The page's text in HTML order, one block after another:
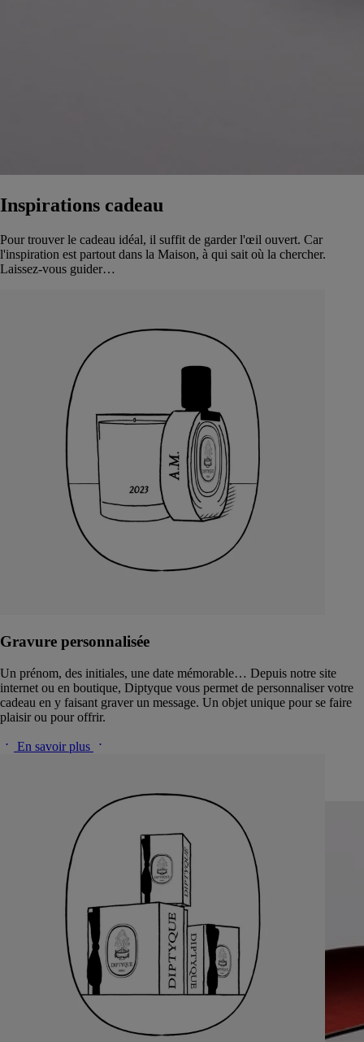
Inspirations cadeau
Pour trouver le cadeau idéal, il suffit de garder l'œil ouvert. Car
l'inspiration est partout dans la Maison, à qui sait où la chercher.
Laissez-vous guider…
Gravure personnalisée
Un prénom, des initiales, une date mémorable… Depuis notre site
internet ou en boutique, Diptyque vous permet de personnaliser votre
cadeau en y faisant graver un message. Un objet unique pour se faire
plaisir ou pour offrir.
En savoir plus